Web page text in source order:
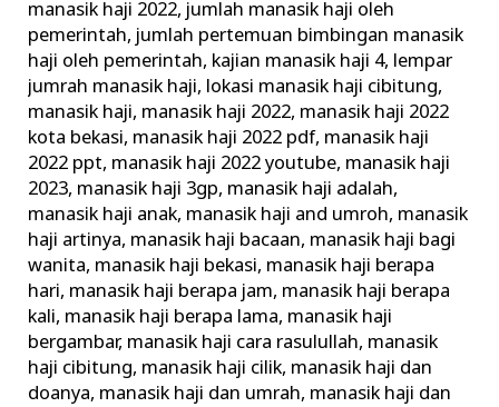
manasik haji 2022, jumlah manasik haji oleh
pemerintah, jumlah pertemuan bimbingan manasik
haji oleh pemerintah, kajian manasik haji 4, lempar
jumrah manasik haji, lokasi manasik haji cibitung,
manasik haji, manasik haji 2022, manasik haji 2022
kota bekasi, manasik haji 2022 pdf, manasik haji
2022 ppt, manasik haji 2022 youtube, manasik haji
2023, manasik haji 3gp, manasik haji adalah,
manasik haji anak, manasik haji and umroh, manasik
haji artinya, manasik haji bacaan, manasik haji bagi
wanita, manasik haji bekasi, manasik haji berapa
hari, manasik haji berapa jam, manasik haji berapa
kali, manasik haji berapa lama, manasik haji
bergambar, manasik haji cara rasulullah, manasik
haji cibitung, manasik haji cilik, manasik haji dan
doanya, manasik haji dan umrah, manasik haji dan